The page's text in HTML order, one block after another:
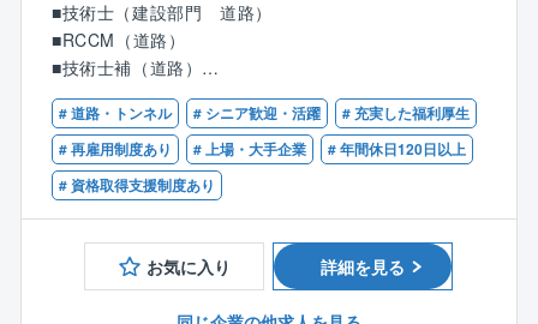
が育成に携わっています。会社として資格取得をバッ
クアップする体制が整っています。
■人を大切にする社風で、社員定着率が高く長く働き易
い環境がございます。◎平均勤続年数：17.8年、平均
年齢：45.3歳
〇上記に付帯する業務全般
【魅力ポイント】
■建設コンサルタント売上ランキング8位（日経コンス
トラクション 建設コンサルタント決算ランキング202
4年より）
■テレワーク制度：あり。週2日を上限に利用可能。
※部署によって異なります。
■残業時間 平均30時間(同社の勤務時間は9時～17時
です。勤務時間が8時間の企業様に当てはめると、10時
■技術士（建設部門 道路）
■RCCM（道路）
■技術士補（道路）
【歓迎】
■道路設計（予備・詳細）経験5年以上
■計画段階評価など国土交通省業務の経験
# 道路・トンネル # シニア歓迎・活躍
# 充実した福利厚生
# 再雇用制度あり
# 上場・大手企業
# 年間休日120日以上
# 資格取得支援制度あり
お気に入り 詳細を見る